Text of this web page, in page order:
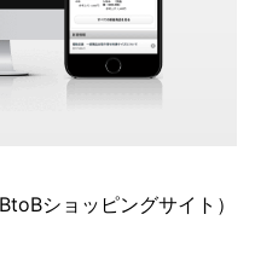
ショッピングサイト）